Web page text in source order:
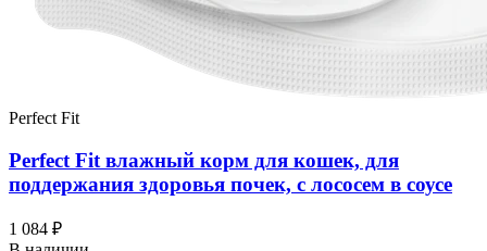
Perfect Fit
Perfect Fit влажный корм для кошек, для
поддержания здоровья почек, с лососем в соусе
1 084 ₽